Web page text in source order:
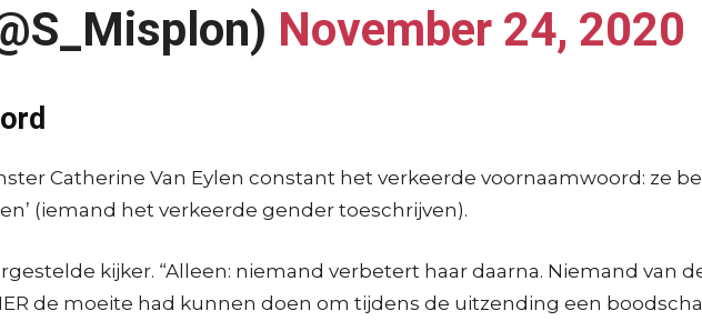
November 24, 2020
Catherine Van Eylen constant het verkeerde voornaamwoord: ze
(iemand het verkeerde gender toeschrijven).
kijker. “Alleen: niemand verbetert haar daarna. Niemand van
de moeite had kunnen doen om tijdens de uitzending een